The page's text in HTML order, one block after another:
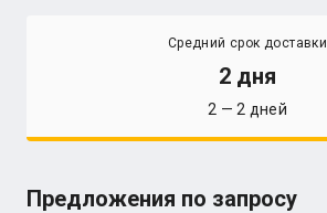
Средний срок доставки
2 дня
2 — 2 дней
Предложения по запросу